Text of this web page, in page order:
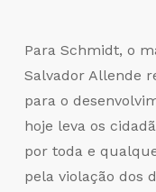
Para Schmidt, o
Salvador Allende
para o
hoje leva os
por toda e
pela violação dos